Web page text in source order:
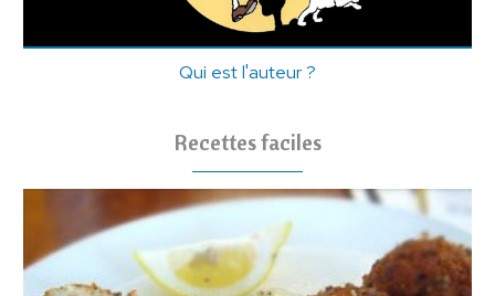
Qui est l'auteur ?
Recettes faciles